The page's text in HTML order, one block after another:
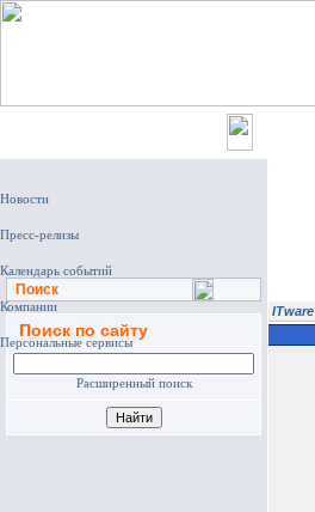
Поиск
Поиск по сайту
Расширенный поиск
ITware